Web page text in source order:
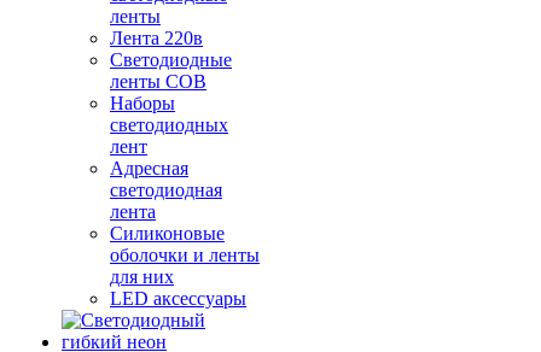
ленты
Лента 220в
Светодиодные
ленты COB
Наборы
светодиодных
лент
Адресная
светодиодная
лента
Силиконовые
оболочки и ленты
для них
LED аксессуары